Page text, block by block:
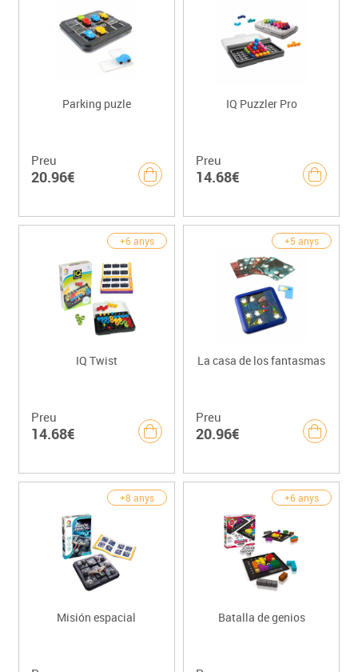
Parking puzle
Preu
20.96€
IQ Puzzler Pro
Preu
14.68€
+6 anys
IQ Twist
Preu
14.68€
+5 anys
La casa de los fantasmas
Preu
20.96€
+8 anys
Misión espacial
+6 anys
Batalla de genios